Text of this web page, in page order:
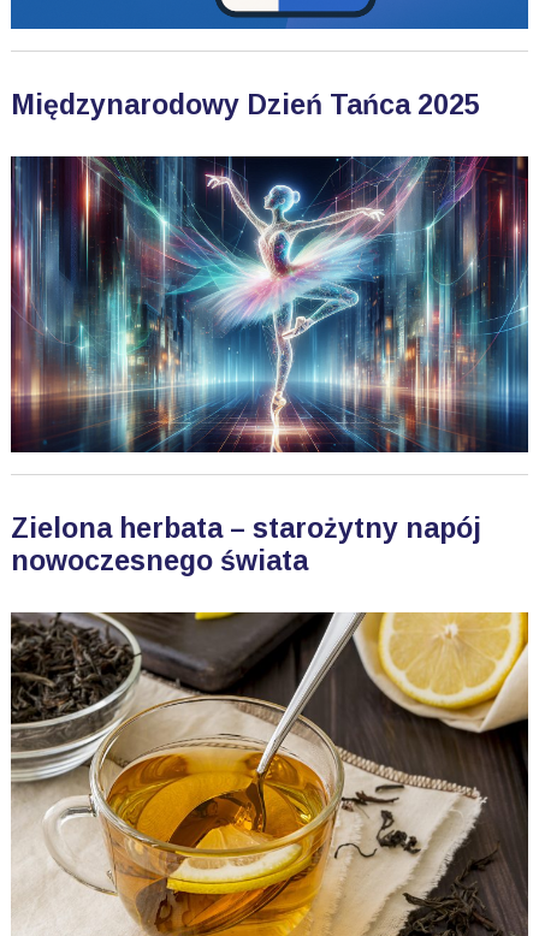
Międzynarodowy Dzień Tańca 2025
Zielona herbata – starożytny napój
nowoczesnego świata